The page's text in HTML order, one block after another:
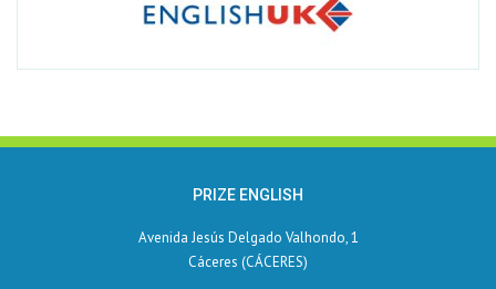
PRIZE ENGLISH
Avenida Jesús Delgado Valhondo, 1
Cáceres (CÁCERES)